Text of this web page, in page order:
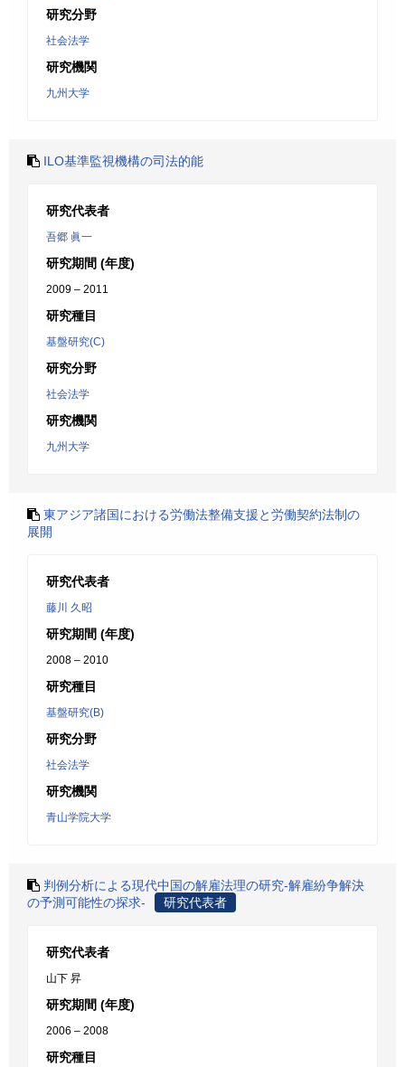
研究分野
社会法学
研究機関
九州大学
ILO基準監視機構の司法的能
研究代表者
吾郷 眞一
研究期間 (年度)
2009 – 2011
研究種目
基盤研究(C)
研究分野
社会法学
研究機関
九州大学
東アジア諸国における労働法整備支援と労働契約法制の
展開
研究代表者
藤川 久昭
研究期間 (年度)
2008 – 2010
研究種目
基盤研究(B)
研究分野
社会法学
研究機関
青山学院大学
判例分析による現代中国の解雇法理の研究-解雇紛争解決
の予測可能性の探求-
研究代表者
研究代表者
山下 昇
研究期間 (年度)
2006 – 2008
研究種目